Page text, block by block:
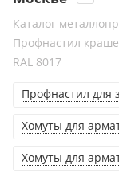
Каталог
Профнастил
RAL 8017
Профнастил для
Хомуты для
Хомуты для